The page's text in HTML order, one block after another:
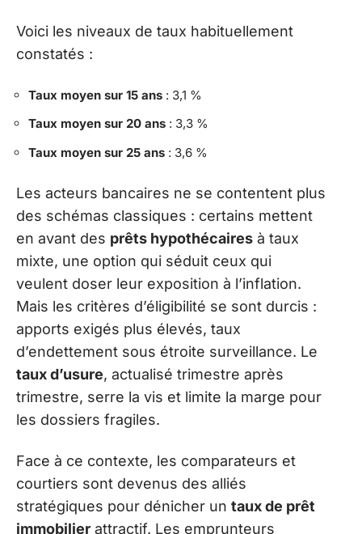
Voici les niveaux de taux habituellement
constatés :
Taux moyen sur 15 ans : 3,1 %
Taux moyen sur 20 ans : 3,3 %
Taux moyen sur 25 ans : 3,6 %
Les acteurs bancaires ne se contentent plus
des schémas classiques : certains mettent
en avant des prêts hypothécaires à taux
mixte, une option qui séduit ceux qui
veulent doser leur exposition à l’inflation.
Mais les critères d’éligibilité se sont durcis :
apports exigés plus élevés, taux
d’endettement sous étroite surveillance. Le
taux d’usure, actualisé trimestre après
trimestre, serre la vis et limite la marge pour
les dossiers fragiles.
Face à ce contexte, les comparateurs et
courtiers sont devenus des alliés
stratégiques pour dénicher un taux de prêt
immobilier attractif. Les emprunteurs